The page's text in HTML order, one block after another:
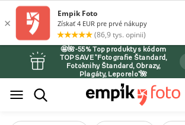
🤩🌺-55% Top produkty s kódom
TOPSAVE *Fotografie Štandard,
Fotoknihy Štandard, Obrazy,
Plagáty, Leporelo*🌺